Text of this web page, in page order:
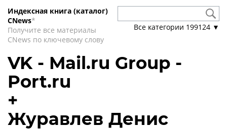
Индексная книга (каталог)
CNews*
Получите все материалы
CNews по ключевому слову
Все категории 199124 ▼
VK - Mail.ru Group -
Port.ru
+
Журавлев Денис